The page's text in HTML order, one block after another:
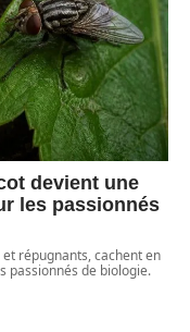
devient une
les passionnés
répugnants, cachent en
passionnés de biologie.